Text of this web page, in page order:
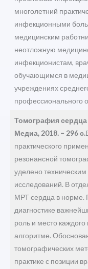
многолетний
инфекционными
медицинским
неотложную
инфекционистам,
обучающимся в
учреждениях
профессионального
Томография
Медиа, 2018. – 296 с.
практического
резонансной
уделено
исследований. В
МРТ сердца в норме.
диагностике
роль и место каждого
алгоритме.
томографических
практике с позиции